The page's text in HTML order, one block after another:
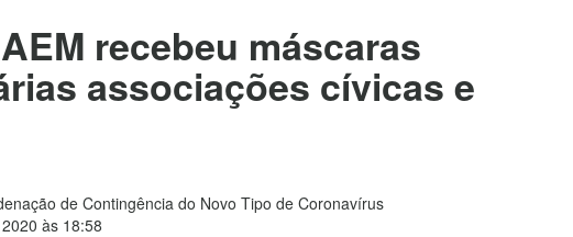
recebeu máscaras
associações cívicas e
de Contingência do Novo Tipo de Coronavírus
às 18:58